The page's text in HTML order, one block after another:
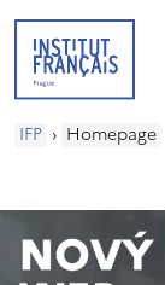
IFP › Homepage